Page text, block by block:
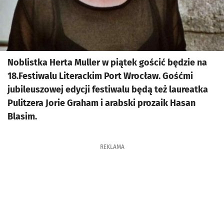
Noblistka Herta Muller w piątek gościć będzie na
18.Festiwalu Literackim Port Wrocław. Gośćmi
jubileuszowej edycji festiwalu będą też laureatka
Pulitzera Jorie Graham i arabski prozaik Hasan
Blasim.
REKLAMA